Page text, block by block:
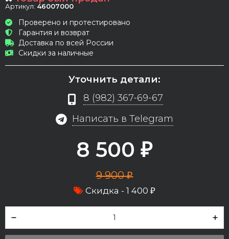
Артикул: 46007000
Проверено и протестировано
Гарантия и возврат
Доставка по всей России
Скидки за наличные
Уточнить детали:
8 (982) 367-69-67
Написать в Telegram
8 500 ₽
9 900₽
Скидка - 1 400 ₽